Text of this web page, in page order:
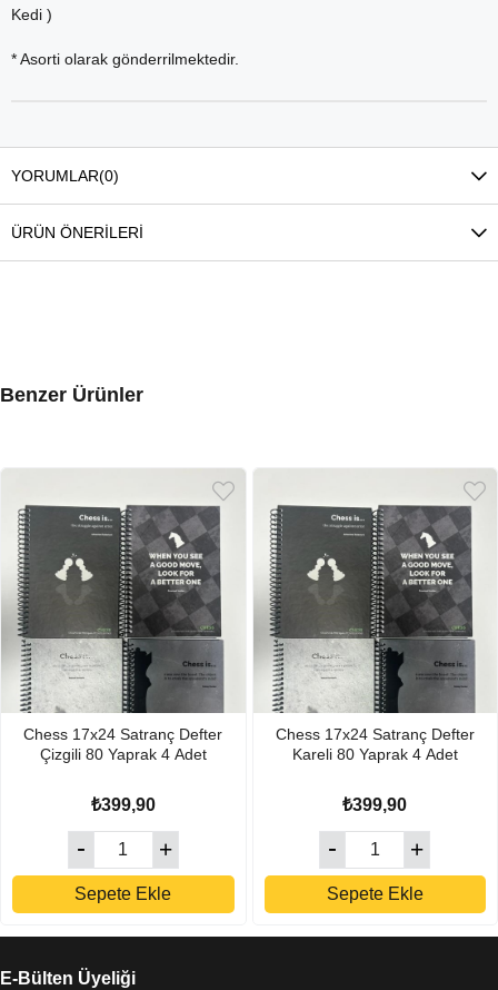
Kedi )
* Asorti olarak gönderrilmektedir.
YORUMLAR(0)
ÜRÜN ÖNERILERI
Benzer Ürünler
Chess 17x24 Satranç Defter
Çizgili 80 Yaprak 4 Adet
₺399,90
Sepete Ekle
Chess 17x24 Satranç Defter
Kareli 80 Yaprak 4 Adet
₺399,90
Sepete Ekle
E-Bülten Üyeliği